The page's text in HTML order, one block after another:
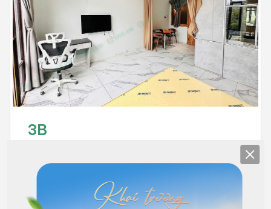
3B
Full nội thất
4.500.000